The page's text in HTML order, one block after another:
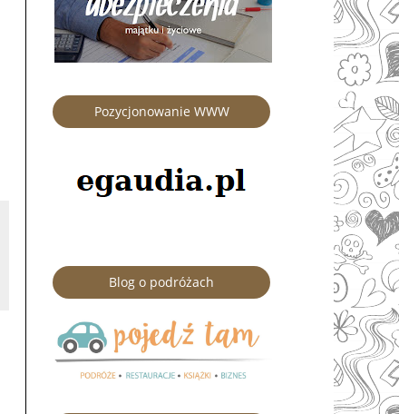
Pozycjonowanie WWW
Blog o podróżach